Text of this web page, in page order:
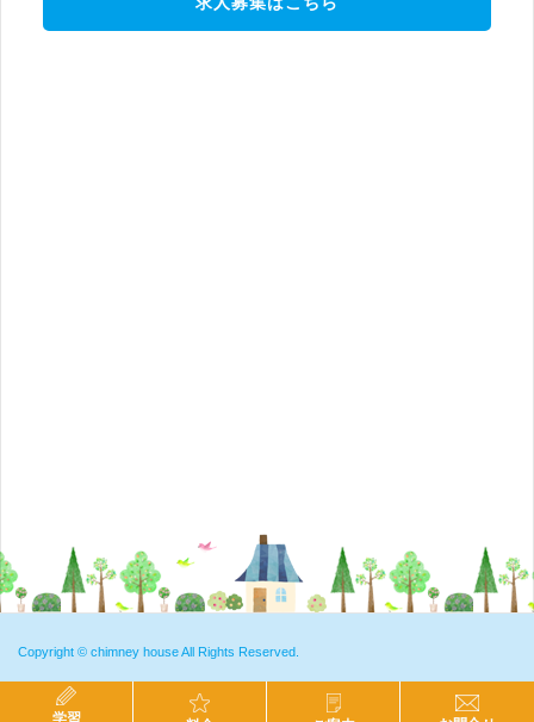
Copyright © chimney houseAll Rights Reserved.
学習